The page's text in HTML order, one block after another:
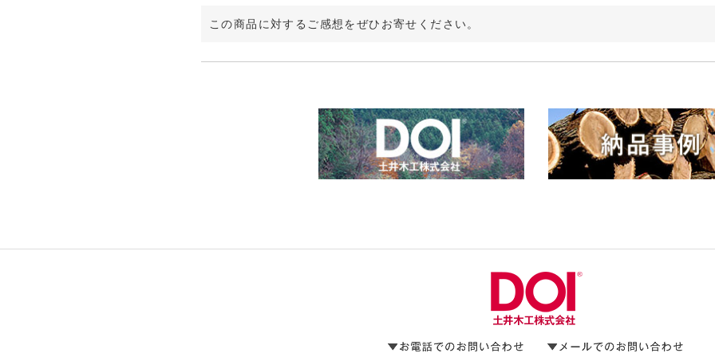
この商品に対するご感想をぜひお寄せください。